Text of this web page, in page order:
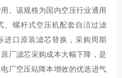
。该规格为国内空压行业通用
、螺杆式空压机配套自洁过滤
进口原装滤芯替换，采购周期
厂滤芯采购成本大幅下降，是
厂空压站降本增效的优选进气